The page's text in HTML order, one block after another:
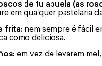
de tu abuela (as
em qualquer pastelaria
frita: nem sempre é fácil
como deliciosa.
em vez de levarem